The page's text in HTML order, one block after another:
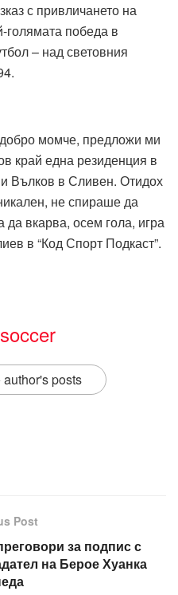
с привличането на
голямата победа в
– над световния
момче, предложи ми
край една резиденция в
Вълков в Сливен. Отидох
не спираше да
вкарва, осем гола, игра
в “Код Спорт Подкаст”.
author's posts
Post
за подпис с
на Берое Хуанка